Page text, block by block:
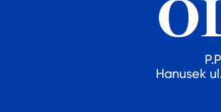
Hanusek